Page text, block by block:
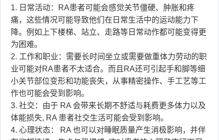
1. 日常活动：RA患者可能会感觉关节僵硬、肿胀和疼
痛，这些情况可能导致他们在日常生活中的运动能力下
降。例如上下楼梯、站立、走路等日常动作都可能变得更
为困难。
2. 工作和职业：需要长时间坐立或需要做重体力劳动的职
业可能对RA患者不太适合。而且RA还可引起手和脚等细
小关节部位变形和功能丧失，从事精密操作、手工艺等工
作也可能会受到影响。
3. 社交：由于 RA 会带来长期不舒适与耗费更多体力以及
体能损失, RA 患者社交生活可能会受到影响。
4. 心理状态： RA 也可以对睡眠质量产生消极影响，并伴